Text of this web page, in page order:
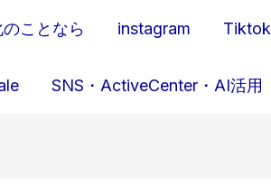
ことなら instagram Tiktok
SNS・ActiveCenter・AI活用